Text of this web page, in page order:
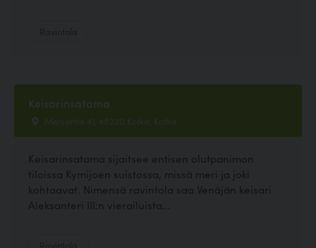
Keisarinsatama
Metsontie 41, 48220 Kotka, Kotka
Keisarinsatama sijaitsee entisen olutpanimon
tiloissa Kymijoen suistossa, missä meri ja joki
kohtaavat. Nimensä ravintola saa Venäjän keisari
Aleksanteri III:n vierailuista...